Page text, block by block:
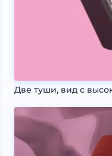
Две туши, вид с